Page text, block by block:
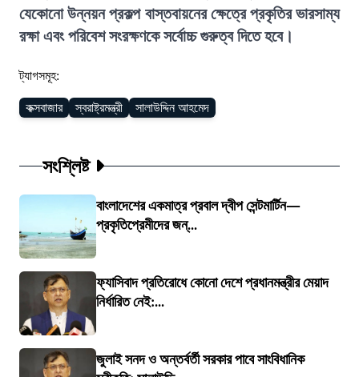
যেকোনো উন্নয়ন প্রকল্প বাস্তবায়নের ক্ষেত্রে প্রকৃতির ভারসাম্য
রক্ষা এবং পরিবেশ সংরক্ষণকে সর্বোচ্চ গুরুত্ব দিতে হবে।
ট্যাগসমূহ:
কক্সবাজার স্বরাষ্ট্রমন্ত্রী সালাউদ্দিন আহমেদ
সংশ্লিষ্ট
বাংলাদেশের একমাত্র প্রবাল দ্বীপ সেন্টমার্টিন—
প্রকৃতিপ্রেমীদের জন্...
ফ্যাসিবাদ প্রতিরোধে কোনো দেশে প্রধানমন্ত্রীর মেয়াদ
নির্ধারিত নেই:...
জুলাই সনদ ও অন্তর্বর্তী সরকার পাবে সাংবিধানিক